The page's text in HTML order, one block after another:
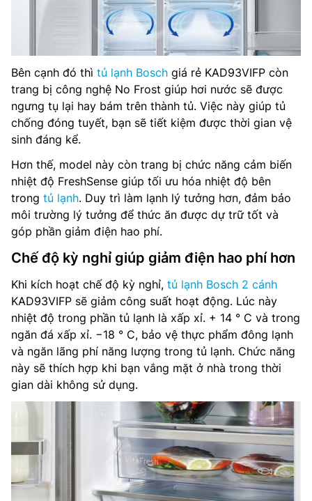
Bên cạnh đó thì tủ lạnh Bosch giá rẻ KAD93VIFP còn
trang bị công nghệ No Frost giúp hơi nước sẽ được
ngưng tụ lại hay bám trên thành tủ. Việc này giúp tủ
chống đóng tuyết, bạn sẽ tiết kiệm được thời gian vệ
sinh đáng kể.
Hơn thế, model này còn trang bị chức năng cảm biến
nhiệt độ FreshSense giúp tối ưu hóa nhiệt độ bên
trong tủ lạnh. Duy trì làm lạnh lý tưởng hơn, đảm bảo
môi trường lý tưởng để thức ăn được dự trữ tốt và
góp phần giảm điện hao phí.
Chế độ kỳ nghỉ giúp giảm điện hao phí hơn
Khi kích hoạt chế độ kỳ nghỉ, tủ lạnh Bosch 2 cánh
KAD93VIFP sẽ giảm công suất hoạt động. Lúc này
nhiệt độ trong phần tủ lạnh là xấp xỉ. + 14 ° C và trong
ngăn đá xấp xỉ. −18 ° C, bảo vệ thực phẩm đông lạnh
và ngăn lãng phí năng lượng trong tủ lạnh. Chức năng
này sẽ thích hợp khi bạn vắng mặt ở nhà trong thời
gian dài không sử dụng.